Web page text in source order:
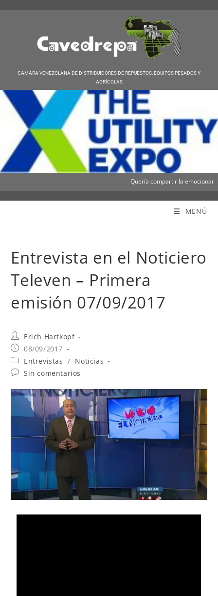
CAMARA VENEZOLANA DE DISTRIBUIDORES DE REPUESTOS, EQUIPOS PESADOS Y
AGRÍCOLAS
Quería compartir la
MENÚ
Entrevista en el Noticiero
Televen – Primera
emisión 07/09/2017
Erich Hartkopf
08/09/2017
Entrevistas / Noticias
Sin comentarios